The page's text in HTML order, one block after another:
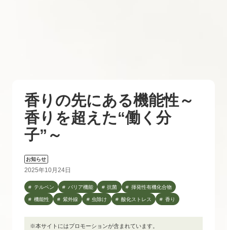
香りの先にある機能性～
香りを超えた“働く分
子”～
お知らせ
2025年10月24日
テルペン バリア機能 抗菌 揮発性有機化合物
機能性 紫外線 虫除け 酸化ストレス 香り
※本サイトにはプロモーションが含まれています。